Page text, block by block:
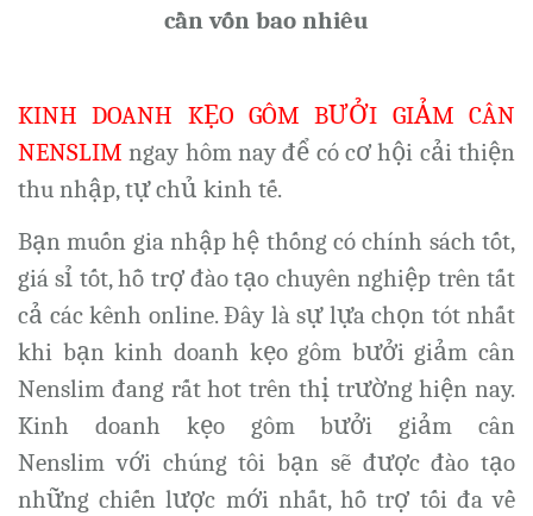
cần vốn bao nhiêu
KINH DOANH KẸO GÔM BƯỞI GIẢM CÂN
NENSLIMngay hôm nay để có cơ hội cải thiện
thu nhập, tự chủ kinh tế.
Bạn muốn gia nhập hệ thống có chính sách tốt,
giá sỉ tốt, hỗ trợ đào tạo chuyên nghiệp trên tất
cả các kênh online. Đây là sự lựa chọn tót nhất
khi bạn kinh doanh kẹo gôm bưởi giảm cân
Nenslim đang rất hot trên thị trường hiện nay.
Kinh doanh kẹo gôm bưởi giảm cân
Nenslim với chúng tôi bạn sẽ được đào tạo
những chiến lược mới nhất, hỗ trợ tối đa về